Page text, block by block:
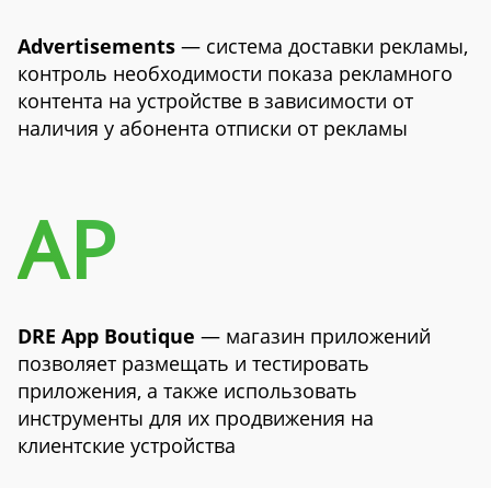
Advertisements — система доставки рекламы,
контроль необходимости показа рекламного
контента на устройстве в зависимости от
наличия у абонента отписки от рекламы
AP
DRE App Boutique — магазин приложений
позволяет размещать и тестировать
приложения, а также использовать
инструменты для их продвижения на
клиентские устройства